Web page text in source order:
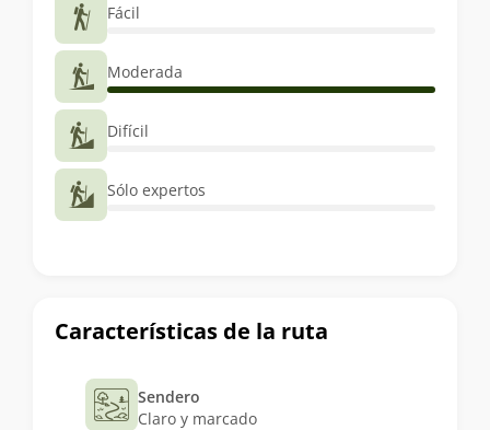
Características de la ruta
Sendero
Claro y marcado
Fácil
Moderada
Difícil
Sólo expertos